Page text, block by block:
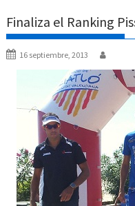
Finaliza el Ranking
16 septiembre, 2013